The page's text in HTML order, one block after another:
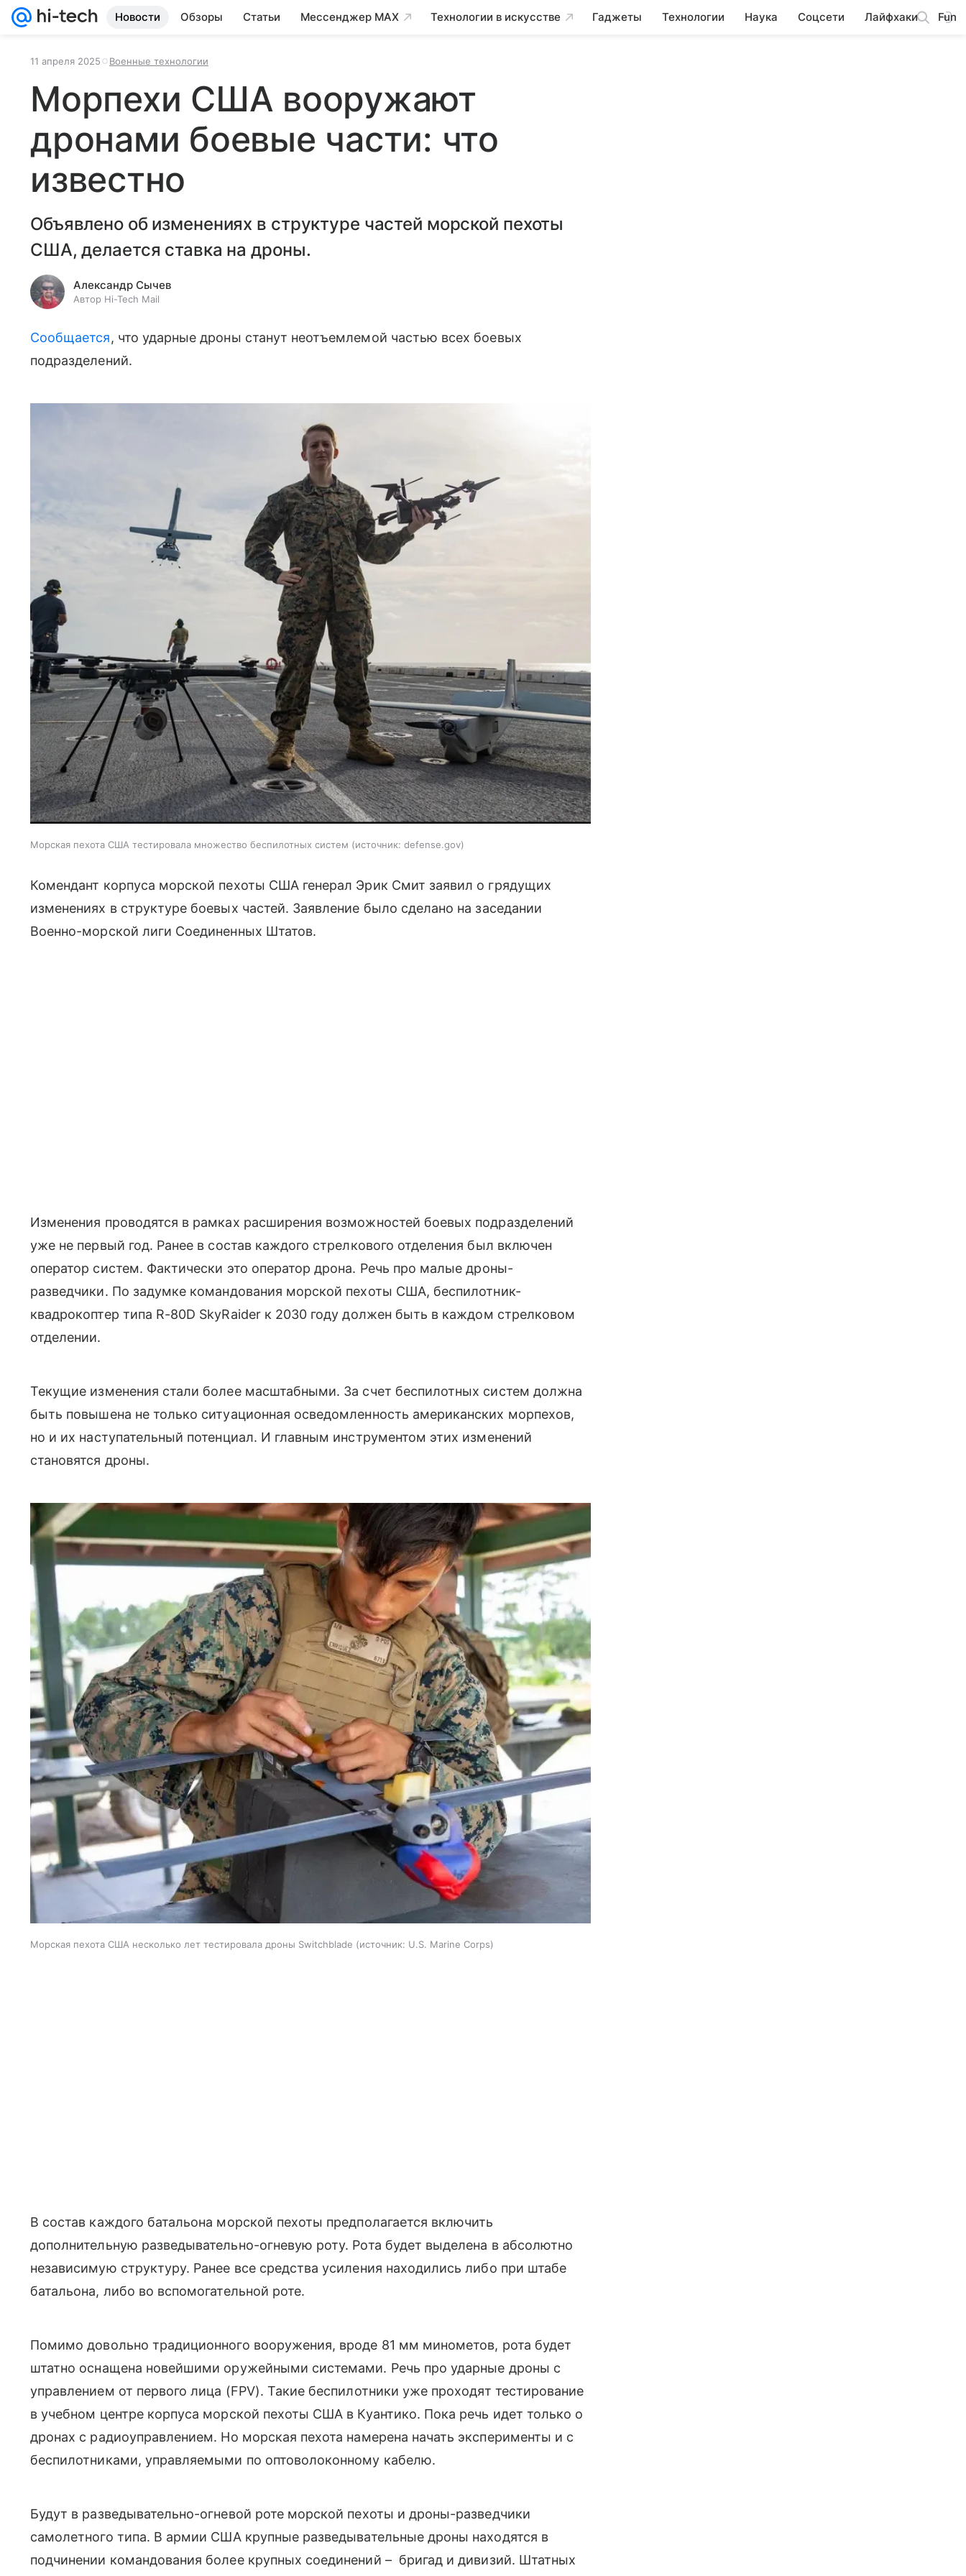
Новости Обзоры Статьи Мессенджер MAX Технологии в искусстве Гаджеты Технологии Наука Соцсети Лайфхаки Fun
11 апреля 2025 Военные технологии
Морпехи США вооружают
дронами боевые части: что
известно
Объявлено об изменениях в структуре частей морской пехоты
США, делается ставка на дроны.
Александр Сычев
Автор Hi-Tech Mail
Сообщается, что ударные дроны станут неотъемлемой частью всех боевых
подразделений.
Морская пехота США тестировала множество беспилотных систем источник: defense.gov
Комендант корпуса морской пехоты США генерал Эрик Смит заявил о грядущих
изменениях в структуре боевых частей. Заявление было сделано на заседании
Военно-морской лиги Соединенных Штатов.
Изменения проводятся в рамках расширения возможностей боевых подразделений
уже не первый год. Ранее в состав каждого стрелкового отделения был включен
оператор систем. Фактически это оператор дрона. Речь про малые дроны-
разведчики. По задумке командования морской пехоты США, беспилотник-
квадрокоптер типа R-80D SkyRaider к 2030 году должен быть в каждом стрелковом
отделении.
Текущие изменения стали более масштабными. За счет беспилотных систем должна
быть повышена не только ситуационная осведомленность американских морпехов,
но и их наступательный потенциал. И главным инструментом этих изменений
становятся дроны.
Морская пехота США несколько лет тестировала дроны Switchblade источник: U.S. Marine Corps
В состав каждого батальона морской пехоты предполагается включить
дополнительную разведывательно-огневую роту. Рота будет выделена в абсолютно
независимую структуру. Ранее все средства усиления находились либо при штабе
батальона, либо во вспомогательной роте.
Помимо довольно традиционного вооружения, вроде 81 мм минометов, рота будет
штатно оснащена новейшими оружейными системами. Речь про ударные дроны с
управлением от первого лица (FPV). Такие беспилотники уже проходят тестирование
в учебном центре корпуса морской пехоты США в Куантико. Пока речь идет только о
дронах с радиоуправлением. Но морская пехота намерена начать эксперименты и с
беспилотниками, управляемыми по оптоволоконному кабелю.
Будут в разведывательно-огневой роте морской пехоты и дроны-разведчики
самолетного типа. В армии США крупные разведывательные дроны находятся в
подчинении командования более крупных соединений – бригад и дивизий. Штатных